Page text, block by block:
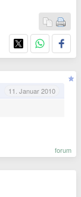
11. Januar 2010
forum